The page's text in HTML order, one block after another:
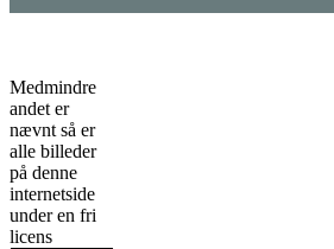
Medmindre
andet er
nævnt så er
alle billeder
på denne
internetside
under en fri
licens